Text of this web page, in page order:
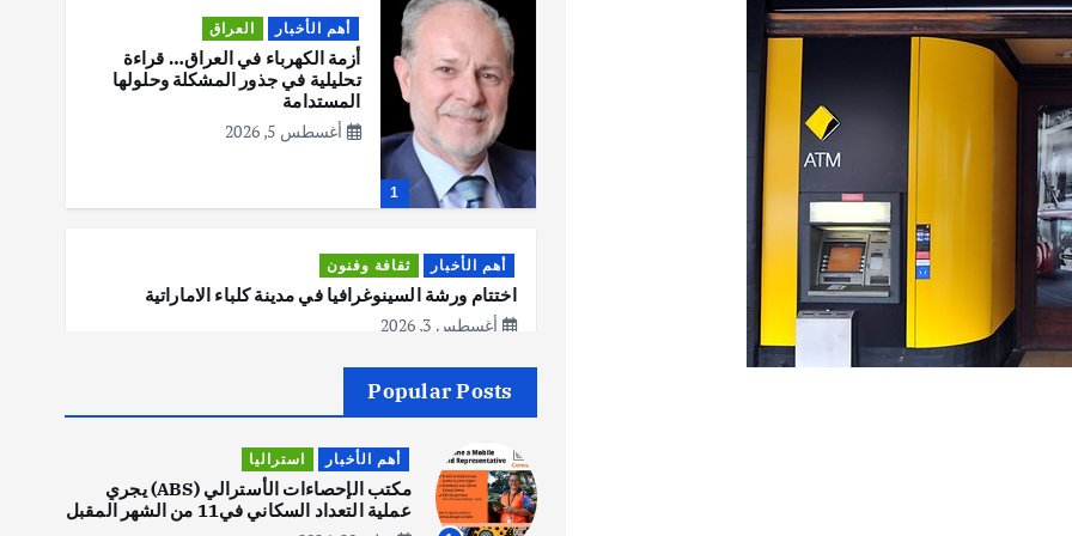
1
أهم الأخبار العراق
أزمة الكهرباء في العراق… قراءة
تحليلية في جذور المشكلة وحلولها
المستدامة
أغسطس 5, 2026
أهم الأخبار ثقافة وفنون
اختتام ورشة السينوغرافيا في مدينة كلباء الاماراتية
أغسطس 3, 2026
أهم الأخبار جاليات غير مصنف
قصة نجاح العراقي عمر الشمري الذي
اصبح بطلاً لأستراليا بلعبة كمال
الاجسام
يوليو 30, 2026
Popular Posts
أهم الأخبار استراليا
مكتب الإحصاءات الأسترالي (ABS) يجري
عملية التعداد السكاني في11 من الشهر المقبل